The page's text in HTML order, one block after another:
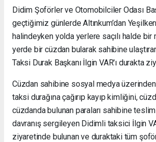
Didim Şoförler ve Otomobilciler Odası
geçtiğimiz günlerde Altınkum’dan
halindeyken yolda yerlere saçılı halde bir
yerde bir cüzdan bularak sahibine
Taksi Durak Başkanı İlgin VAR'ı durakta
Cüzdan sahibine sosyal medya
taksi durağına çağırıp kayıp kimliğini,
cüzdanda bulunan paraları sahibine
davranış sergileyen Didimli taksici İlgin
ziyaretinde bulunan ve duraktaki tüm